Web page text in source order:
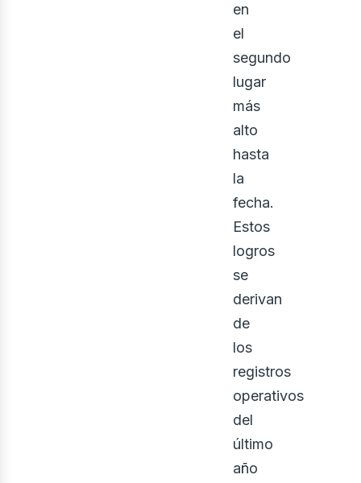
en
el
segundo
lugar
más
alto
hasta
la
fecha.
Estos
logros
se
derivan
de
los
registros
operativos
del
último
año